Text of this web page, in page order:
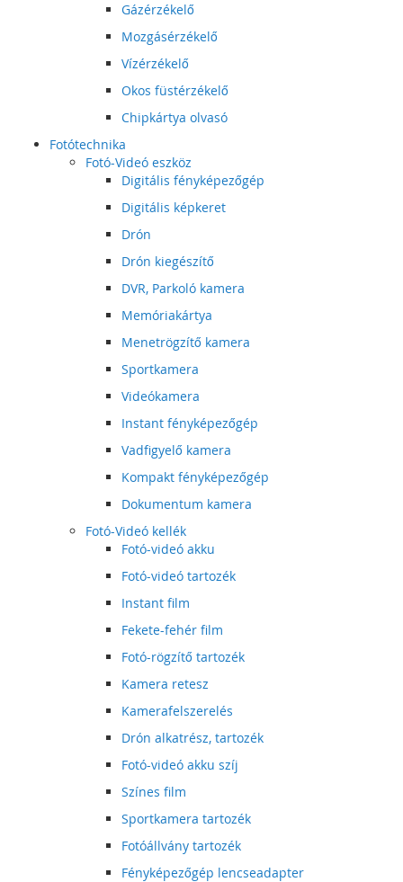
Gázérzékelő
Mozgásérzékelő
Vízérzékelő
Okos füstérzékelő
Chipkártya olvasó
Fotótechnika
Fotó-Videó eszköz
Digitális fényképezőgép
Digitális képkeret
Drón
Drón kiegészítő
DVR, Parkoló kamera
Memóriakártya
Menetrögzítő kamera
Sportkamera
Videókamera
Instant fényképezőgép
Vadfigyelő kamera
Kompakt fényképezőgép
Dokumentum kamera
Fotó-Videó kellék
Fotó-videó akku
Fotó-videó tartozék
Instant film
Fekete-fehér film
Fotó-rögzítő tartozék
Kamera retesz
Kamerafelszerelés
Drón alkatrész, tartozék
Fotó-videó akku szíj
Színes film
Sportkamera tartozék
Fotóállvány tartozék
Fényképezőgép lencseadapter